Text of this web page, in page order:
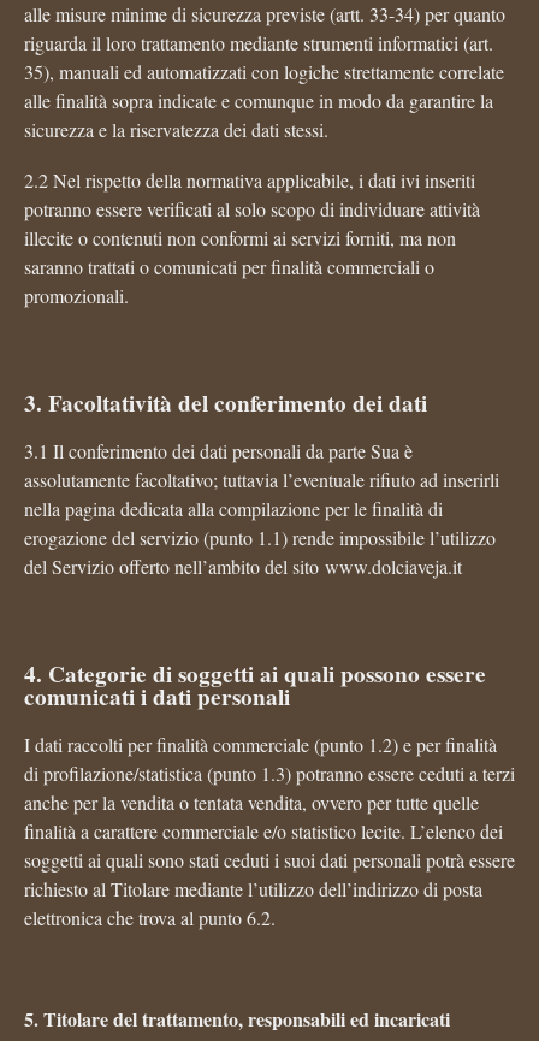
alle misure minime di sicurezza previste (artt. 33-34) per quanto
riguarda il loro trattamento mediante strumenti informatici (art.
35), manuali ed automatizzati con logiche strettamente correlate
alle finalità sopra indicate e comunque in modo da garantire la
sicurezza e la riservatezza dei dati stessi.
2.2 Nel rispetto della normativa applicabile, i dati ivi inseriti
potranno essere verificati al solo scopo di individuare attività
illecite o contenuti non conformi ai servizi forniti, ma non
saranno trattati o comunicati per finalità commerciali o
promozionali.
3. Facoltatività del conferimento dei dati
3.1 Il conferimento dei dati personali da parte Sua è
assolutamente facoltativo; tuttavia l’eventuale rifiuto ad inserirli
nella pagina dedicata alla compilazione per le finalità di
erogazione del servizio (punto 1.1) rende impossibile l’utilizzo
del Servizio offerto nell’ambito del sito www.dolciaveja.it
4. Categorie di soggetti ai quali possono essere
comunicati i dati personali
I dati raccolti per finalità commerciale (punto 1.2) e per finalità
di profilazione/statistica (punto 1.3) potranno essere ceduti a terzi
anche per la vendita o tentata vendita, ovvero per tutte quelle
finalità a carattere commerciale e/o statistico lecite. L’elenco dei
soggetti ai quali sono stati ceduti i suoi dati personali potrà essere
richiesto al Titolare mediante l’utilizzo dell’indirizzo di posta
elettronica che trova al punto 6.2.
5. Titolare del trattamento, responsabili ed incaricati